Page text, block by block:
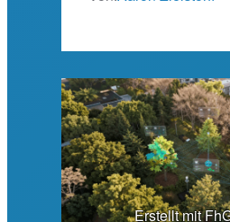
Erstellt mit